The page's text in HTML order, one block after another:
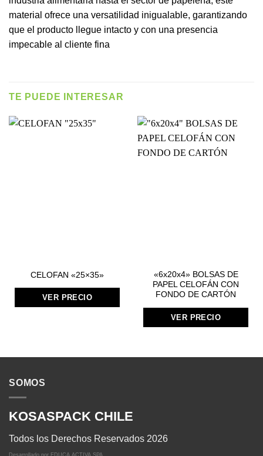
material ofrece una versatilidad inigualable, garantizando
que el producto llegue intacto y con una presencia
impecable al cliente fina
TE PUEDE INTERESAR
CELOFAN «25×35»
VER PRECIO
«6x20x4» BOLSAS DE
PAPEL CELOFÁN CON
FONDO DE CARTÓN
VER PRECIO
SOMOS
KOSASPACK CHILE
Todos los Derechos Reservados 2026